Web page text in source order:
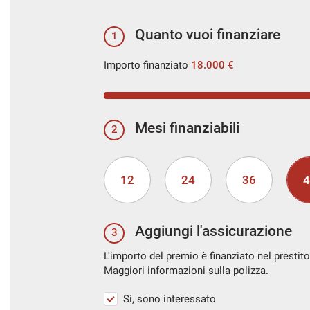
1 Quanto vuoi finanziare
Importo finanziato 18.000 €
2 Mesi finanziabili
12 24 36
3 Aggiungi l'assicurazione
L'importo del premio è finanziato nel
Maggiori informazioni sulla polizza.
Si, sono interessato